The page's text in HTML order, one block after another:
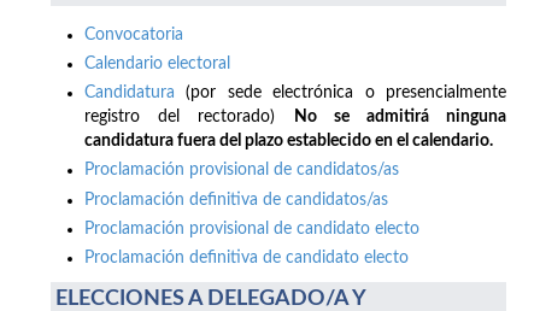
Convocatoria
Calendario electoral
Candidatura (por sede electrónica o presencialmente
registro del rectorado)
No se admitirá ninguna
candidatura fuera del plazo establecido en el calendario.
Proclamación provisional de candidatos/as
Proclamación definitiva de candidatos/as
Proclamación provisional de candidato electo
Proclamación definitiva de candidato electo
ELECCIONES A DELEGADO/A Y